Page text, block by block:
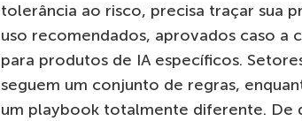
tolerância ao risco, precisa traçar sua
uso recomendados, aprovados caso a
para produtos de IA específicos.
seguem um conjunto de regras,
um playbook totalmente diferente. De